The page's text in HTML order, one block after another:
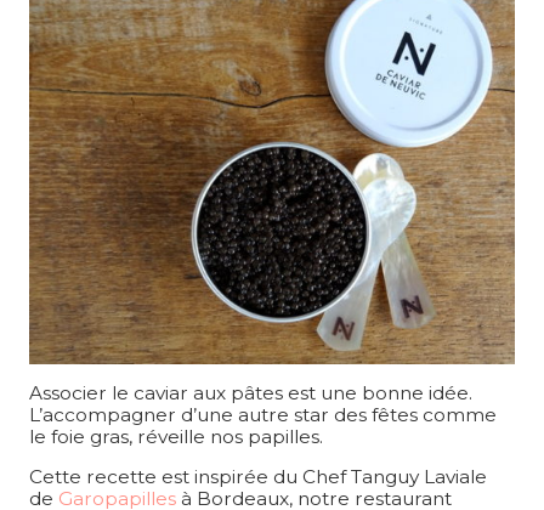
Associer le caviar aux pâtes est une bonne idée.
L’accompagner d’une autre star des fêtes comme
le foie gras, réveille nos papilles.
Cette recette est inspirée du Chef Tanguy Laviale
de Garopapilles à Bordeaux, notre restaurant